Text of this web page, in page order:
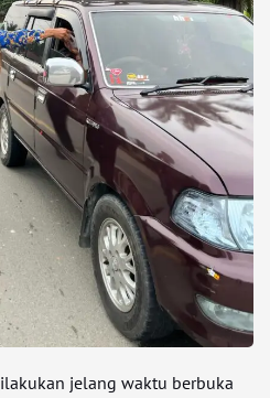
jelang waktu berbuka